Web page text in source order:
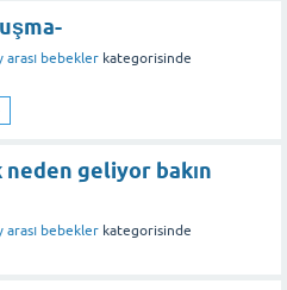
arası bebekler kategorisinde
neden geliyor bakın
arası bebekler kategorisinde